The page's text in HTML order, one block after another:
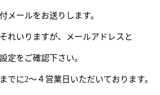
メールをお送りします。
れいりますが、メールアドレスと
定をご確認下さい。
でに2〜４営業日いただいております。